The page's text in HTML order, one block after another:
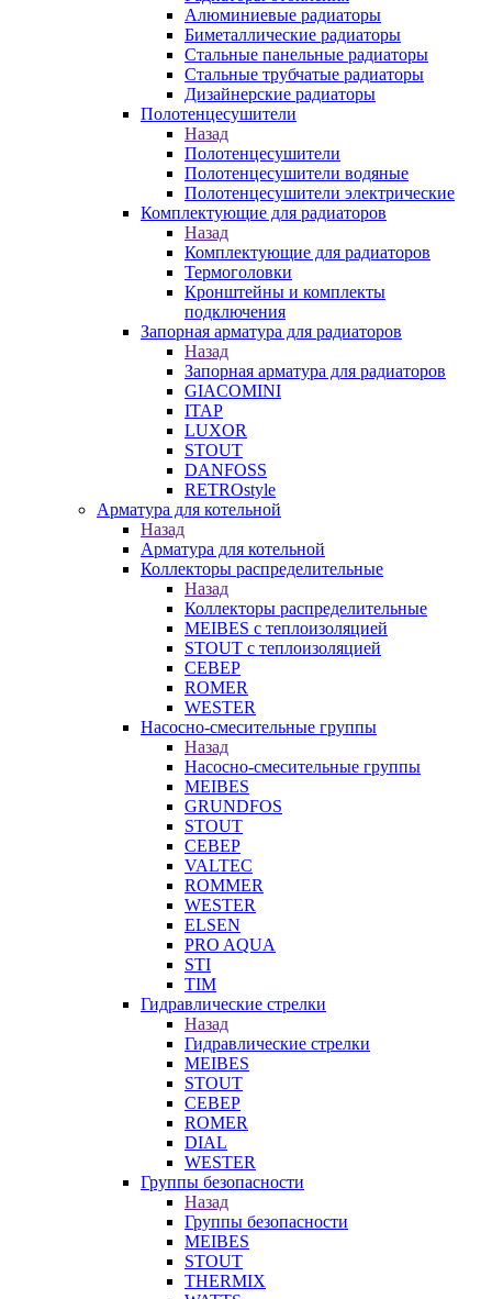
Алюминиевые радиаторы
Биметаллические радиаторы
Стальные панельные радиаторы
Стальные трубчатые радиаторы
Дизайнерские радиаторы
Полотенцесушители
Назад
Полотенцесушители
Полотенцесушители водяные
Полотенцесушители электрические
Комплектующие для радиаторов
Назад
Комплектующие для радиаторов
Термоголовки
Кронштейны и комплекты
подключения
Запорная арматура для радиаторов
Назад
Запорная арматура для радиаторов
GIACOMINI
ITAP
LUXOR
STOUT
DANFOSS
RETROstyle
Арматура для котельной
Назад
Арматура для котельной
Коллекторы распределительные
Назад
Коллекторы распределительные
MEIBES с теплоизоляцией
STOUT с теплоизоляцией
СЕВЕР
ROMER
WESTER
Насосно-смесительные группы
Назад
Насосно-смесительные группы
MEIBES
GRUNDFOS
STOUT
СЕВЕР
VALTEC
ROMMER
WESTER
ELSEN
PRO AQUA
STI
TIM
Гидравлические стрелки
Назад
Гидравлические стрелки
MEIBES
STOUT
СЕВЕР
ROMER
DIAL
WESTER
Группы безопасности
Назад
Группы безопасности
MEIBES
STOUT
THERMIX